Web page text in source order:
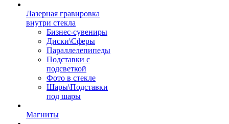
Лазерная гравировка
внутри стекла
Бизнес-сувениры
Диски\Сферы
Параллелепипеды
Подставки с
подсветкой
Фото в стекле
Шары\Подставки
под шары
Магниты